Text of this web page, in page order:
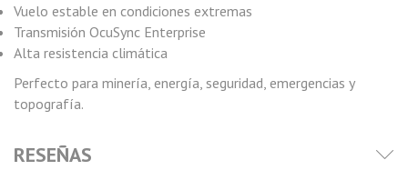
Vuelo estable en condiciones extremas
Transmisión OcuSync Enterprise
Alta resistencia climática
Perfecto para minería, energía, seguridad, emergencias y
topografía.
RESEÑAS